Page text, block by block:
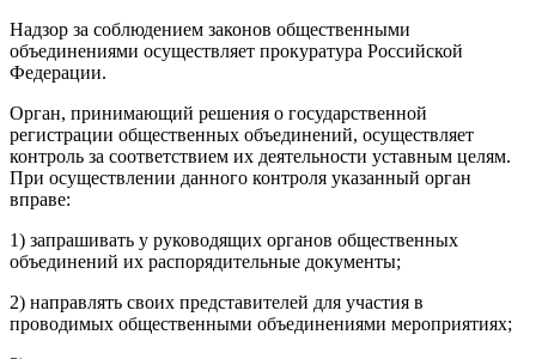
Надзор за соблюдением законов общественными
объединениями осуществляет прокуратура Российской
Федерации.
Орган, принимающий решения о государственной
регистрации общественных объединений, осуществляет
контроль за соответствием их деятельности уставным целям.
При осуществлении данного контроля указанный орган
вправе:
1) запрашивать у руководящих органов общественных
объединений их распорядительные документы;
2) направлять своих представителей для участия в
проводимых общественными объединениями мероприятиях;